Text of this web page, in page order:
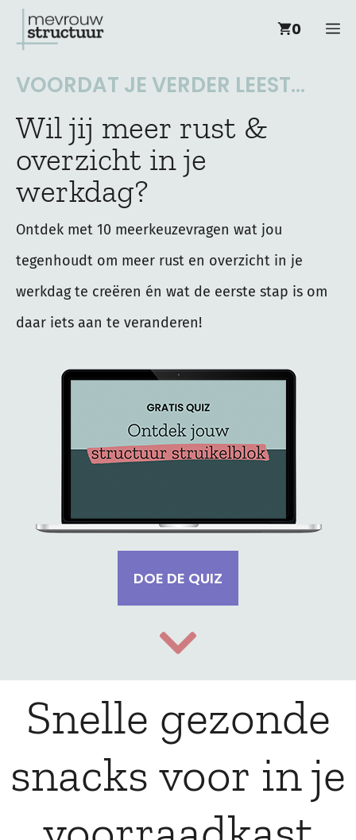
naar
0
VOORDAT JE VERDER LEEST...
Wil jij meer rust &
overzicht in je
werkdag?
Ontdek met 10 meerkeuzevragen wat jou
tegenhoudt om meer rust en overzicht in je
werkdag te creëren én wat de eerste stap is om
daar iets aan te veranderen!
DOE DE QUIZ
Snelle gezonde
snacks voor in je